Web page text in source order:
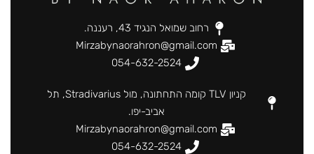
רחוב שמואל הנגיד 43, רעננה.
Mirzabynaorahron@gmail.com
054-632-2524
קניון TLV קומה התחתונה, מול Stradivarius, תל
אביב-יפו.
Mirzabynaorahron@gmail.com
054-632-2524